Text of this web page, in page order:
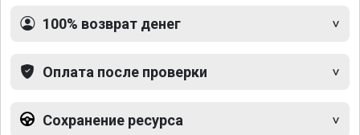
100% возврат денег
Оплата после проверки
Сохранение ресурса